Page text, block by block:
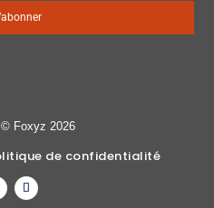
Foxyz 2026
de confidentialité